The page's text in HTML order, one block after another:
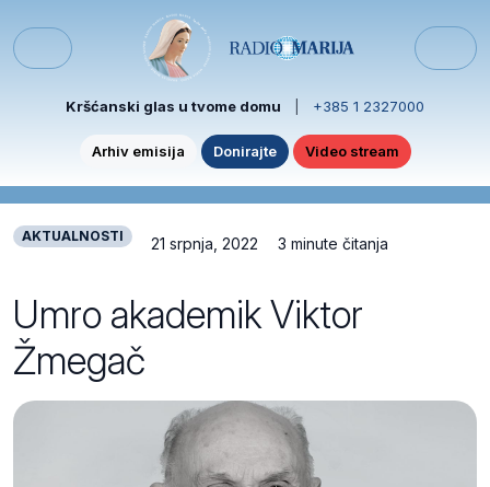
Menu
Kršćanski glas u tvome domu +385 1 2327000
Arhiv emisija Donirajte Video stream
AKTUALNOSTI 21 srpnja, 2022 3 minute čitanja
Umro akademik Viktor
Žmegač